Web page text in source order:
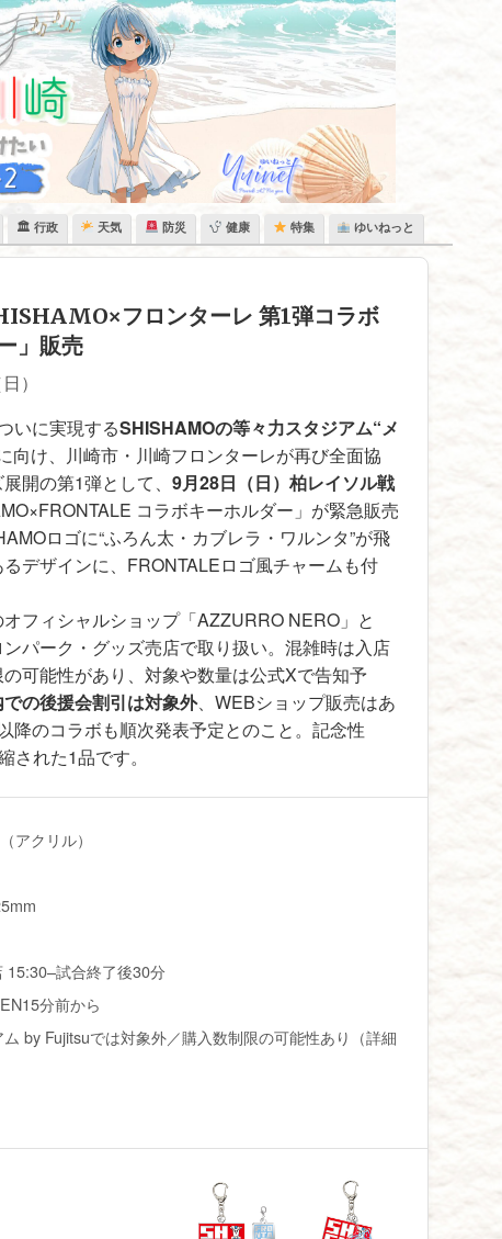
🏛 行政 天気 防災 健康 特集 ゆいねっと
フロンターレ 第1弾コラボ
」販売
）
いに実現するSHISHAMOの等々力スタジアム“メ
向け、川崎市・川崎フロンターレが再び全面協
開の第1弾として、 9月28日（日）柏レイソル戦
コラボキーホルダー」が緊急販売
ロゴに“ふろん太・カブレラ・ワルンタ”が飛
デザインに、FRONTALEロゴ風チャームも付
フィシャルショップ「AZZURRO NERO」と
パーク・グッズ売店で取り扱い。混雑時は入店
可能性があり、対象や数量は公式Xで告知予
の後援会割引は対象外、WEBショップ販売はあ
降のコラボも順次発表予定とのこと。記念性
された1品です。
アクリル）
15:30–試合終了後30分
分前から
ム by Fujitsuでは対象外／購入数制限の可能性あり（詳細